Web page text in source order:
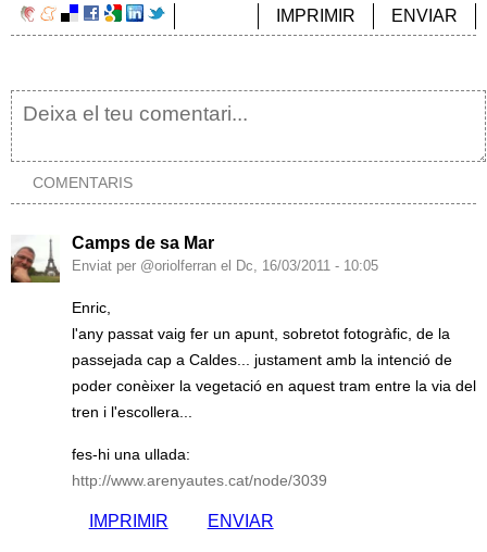
ENVIAR
IMPRIMIR
COMENTARIS
Camps de sa Mar
Enviat per @oriolferran el Dc, 16/03/2011 - 10:05
Enric,
l'any passat vaig fer un apunt, sobretot fotogràfic, de la
passejada cap a Caldes... justament amb la intenció de
poder conèixer la vegetació en aquest tram entre la via del
tren i l'escollera...
fes-hi una ullada:
http://www.arenyautes.cat/node/3039
IMPRIMIR ENVIAR